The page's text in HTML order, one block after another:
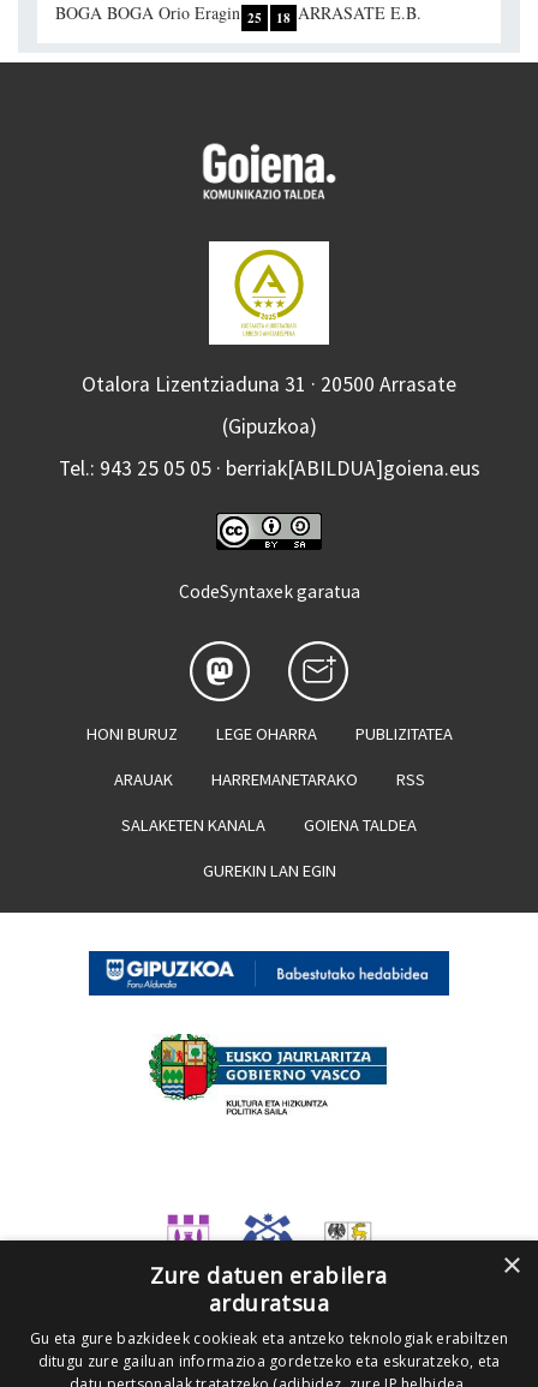
BOGA BOGA Orio Eragin 25 18 ARRASATE E.B.
Otalora Lizentziaduna 31 · 20500 Arrasate
(Gipuzkoa)
Tel.: 943 25 05 05 · berriak[ABILDUA]goiena.eus
CodeSyntaxek garatua
HONI BURUZ LEGE OHARRA PUBLIZITATEA
ARAUAK HARREMANETARAKO RSS
SALAKETEN KANALA GOIENA TALDEA
GUREKIN LAN EGIN
×
Zure datuen erabilera
arduratsua
Gu eta gure bazkideek cookieak eta antzeko teknologiak erabiltzen
ditugu zure gailuan informazioa gordetzeko eta eskuratzeko, eta